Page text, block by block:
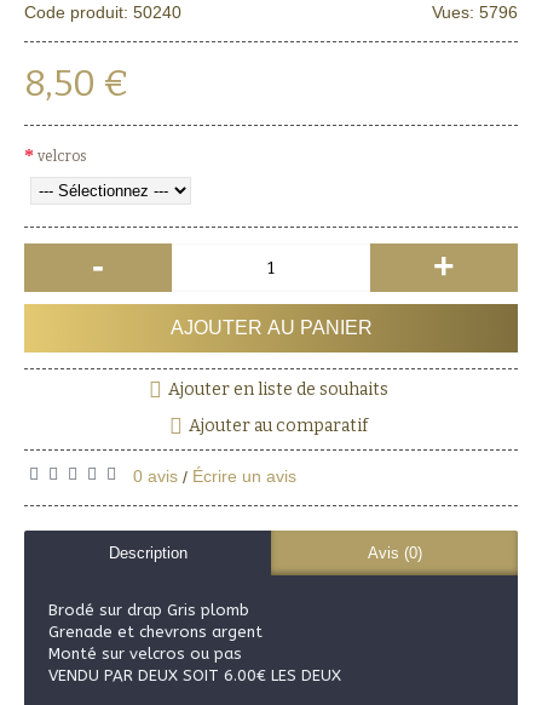
Vues: 5796
Code produit: 50240
8,50 €
velcros
- +
AJOUTER AU PANIER
Ajouter en liste de souhaits
Ajouter au comparatif
0 avis / Écrire un avis
Description Avis (0)
Brodé sur drap Gris plomb
Grenade et chevrons argent
Monté sur velcros ou pas
VENDU PAR DEUX SOIT 6.00€ LES DEUX